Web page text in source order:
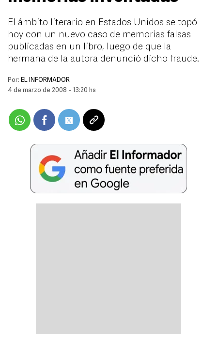
El ámbito literario en Estados Unidos se topó
hoy con un nuevo caso de memorias falsas
publicadas en un libro, luego de que la
hermana de la autora denunció dicho fraude.
Por: EL INFORMADOR
4 de marzo de 2008 - 13:20 hs